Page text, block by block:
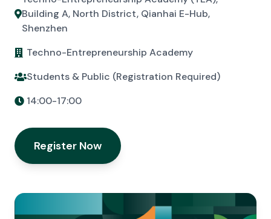
Building A, North District, Qianhai E-Hub,
Shenzhen
Techno-Entrepreneurship Academy
Students & Public (Registration Required)
14:00-17:00
Register Now